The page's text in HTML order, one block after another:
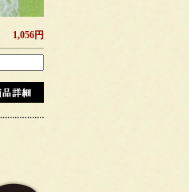
1,056円